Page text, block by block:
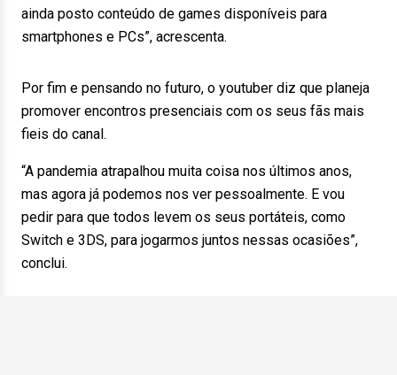
ainda posto conteúdo de games disponíveis para
smartphones e PCs”, acrescenta.
Por fim e pensando no futuro, o youtuber diz que planeja
promover encontros presenciais com os seus fãs mais
fieis do canal.
“A pandemia atrapalhou muita coisa nos últimos anos,
mas agora já podemos nos ver pessoalmente. E vou
pedir para que todos levem os seus portáteis, como
Switch e 3DS, para jogarmos juntos nessas ocasiões”,
conclui.